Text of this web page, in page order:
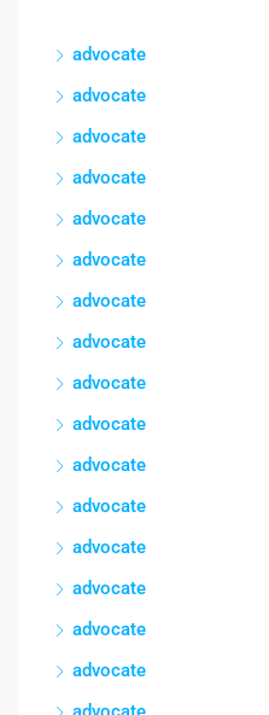
advocate
advocate
advocate
advocate
advocate
advocate
advocate
advocate
advocate
advocate
advocate
advocate
advocate
advocate
advocate
advocate